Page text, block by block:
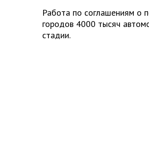
Работа по соглашениям о
городов 4000 тысяч
стадии.